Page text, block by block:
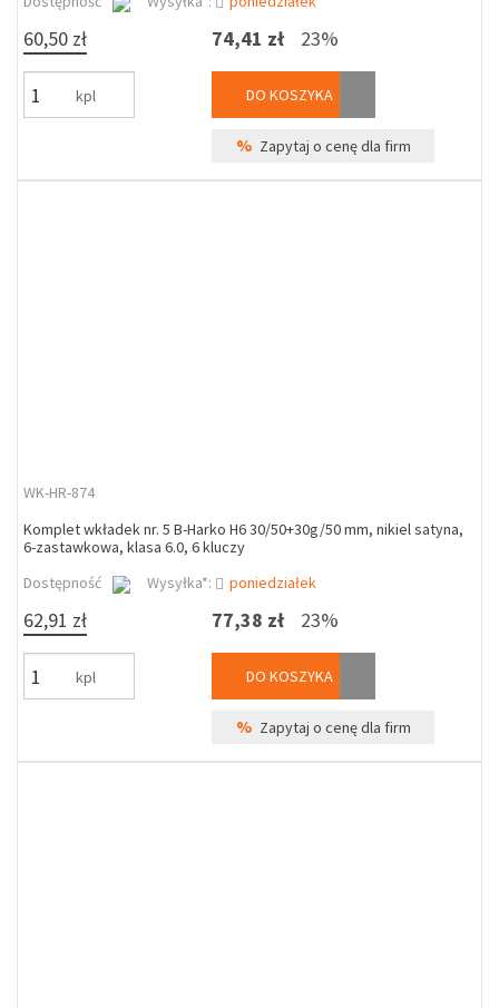
60,50 zł
kpl
74,41 zł 23%
DO KOSZYKA
% Zapytaj o cenę dla firm
WK-HR-874
Komplet wkładek nr. 5 B-Harko H6 30/50+30g/50 mm, nikiel satyna,
6-zastawkowa, klasa 6.0, 6 kluczy
Dostępność
Wysyłka*: poniedziałek
62,91 zł
kpl
77,38 zł 23%
DO KOSZYKA
% Zapytaj o cenę dla firm